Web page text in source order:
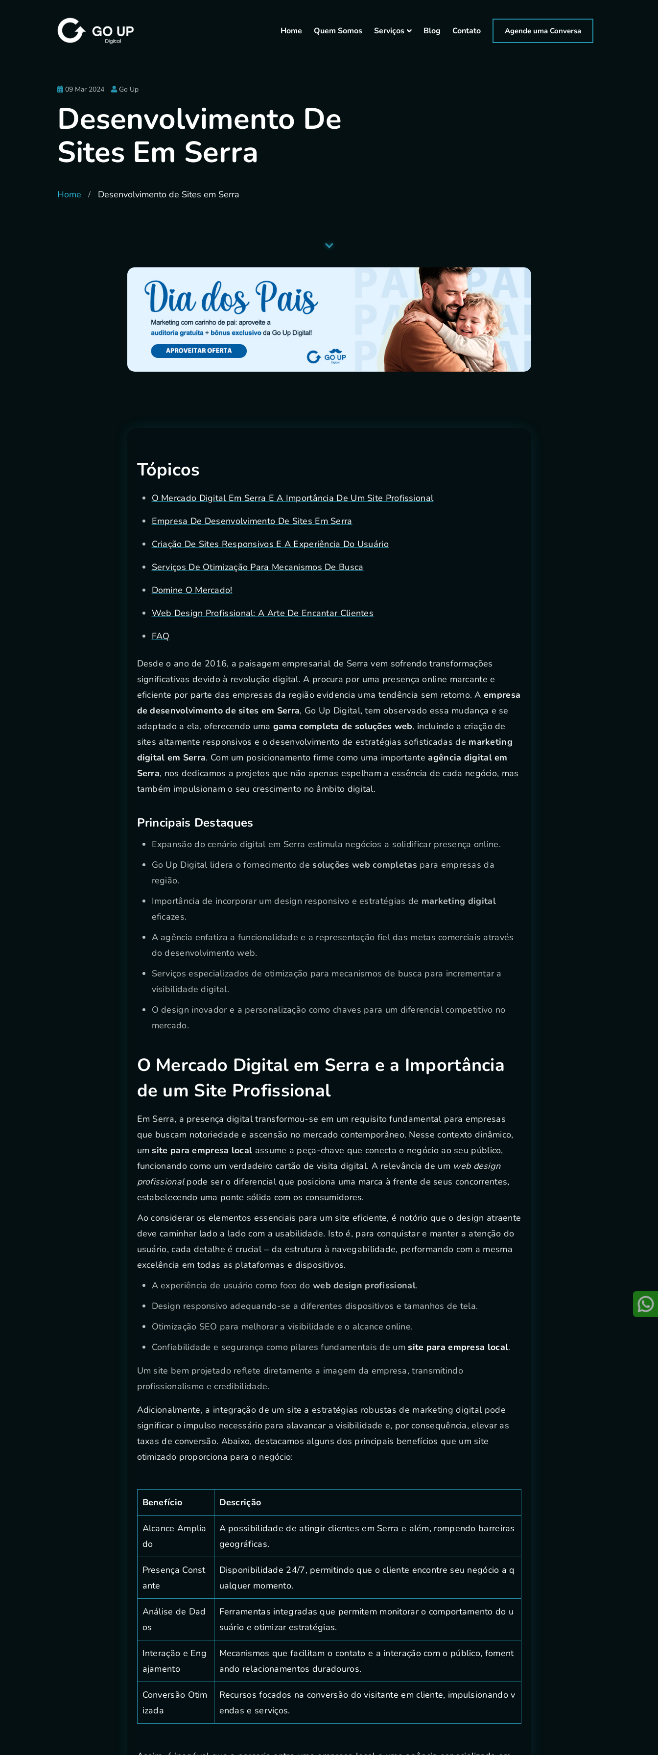
Home Quem Somos Serviços Blog Contato Agende uma Conversa
09 Mar 2024 Go Up
Desenvolvimento De
Sites Em Serra
Home Desenvolvimento de Sites em Serra
Tópicos
O Mercado Digital Em Serra E A Importância De Um Site Profissional
Empresa De Desenvolvimento De Sites Em Serra
Criação De Sites Responsivos E A Experiência Do Usuário
Serviços De Otimização Para Mecanismos De Busca
Domine O Mercado!
Web Design Profissional: A Arte De Encantar Clientes
FAQ
Desde o ano de 2016, a paisagem empresarial de Serra vem sofrendo transformações
significativas devido à revolução digital. A procura por uma presença online marcante e
eficiente por parte das empresas da região evidencia uma tendência sem retorno. Aempresa
de desenvolvimento de sites em Serra, Go Up Digital, tem observado essa mudança e se
adaptado a ela, oferecendo uma gama completa de soluções web, incluindo a criação de
sites altamente responsivos e o desenvolvimento de estratégias sofisticadas de marketing
digital em Serra. Com um posicionamento firme como uma importanteagência digital em
Serra, nos dedicamos a projetos que não apenas espelham a essência de cada negócio, mas
também impulsionam o seu crescimento no âmbito digital.
Principais Destaques
Expansão do cenário digital em Serra estimula negócios a solidificar presença online.
Go Up Digital lidera o fornecimento desoluções web completas para empresas da
região.
Importância de incorporar um design responsivo e estratégias de marketing digital
eficazes.
A agência enfatiza a funcionalidade e a representação fiel das metas comerciais através
do desenvolvimento web.
Serviços especializados de otimização para mecanismos de busca para incrementar a
visibilidade digital.
O design inovador e a personalização como chaves para um diferencial competitivo no
mercado.
O Mercado Digital em Serra e a Importância
de um Site Profissional
Em Serra, a presença digital transformou-se em um requisito fundamental para empresas
que buscam notoriedade e ascensão no mercado contemporâneo. Nesse contexto dinâmico,
umsite para empresa local assume a peça-chave que conecta o negócio ao seu público,
funcionando como um verdadeiro cartão de visita digital. A relevância de um web design
profissionalpode ser o diferencial que posiciona uma marca à frente de seus concorrentes,
estabelecendo uma ponte sólida com os consumidores.
Ao considerar os elementos essenciais para um site eficiente, é notório que o design atraente
deve caminhar lado a lado com a usabilidade. Isto é, para conquistar e manter a atenção do
usuário, cada detalhe é crucial – da estrutura à navegabilidade, performando com a mesma
excelência em todas as plataformas e dispositivos.
A experiência de usuário como foco do web design profissional.
Design responsivo adequando-se a diferentes dispositivos e tamanhos de tela.
Otimização SEO para melhorar a visibilidade e o alcance online.
Confiabilidade e segurança como pilares fundamentais de umsite para empresa local.
Um site bem projetado reflete diretamente a imagem da empresa, transmitindo
profissionalismo e credibilidade.
Adicionalmente, a integração de um site a estratégias robustas de marketing digital pode
significar o impulso necessário para alavancar a visibilidade e, por consequência, elevar as
taxas de conversão. Abaixo, destacamos alguns dos principais benefícios que um site
otimizado proporciona para o negócio:
Benefício Descrição
Alcance Amplia
do
A possibilidade de atingir clientes em Serra e além, rompendo barreiras
geográficas.
Presença Const
ante
Disponibilidade 24/7, permitindo que o cliente encontre seu negócio a q
ualquer momento.
Análise de Dad
os
Ferramentas integradas que permitem monitorar o comportamento do u
suário e otimizar estratégias.
Interação e Eng
ajamento
Mecanismos que facilitam o contato e a interação com o público, foment
ando relacionamentos duradouros.
Conversão Otim
izada
Recursos focados na conversão do visitante em cliente, impulsionando v
endas e serviços.